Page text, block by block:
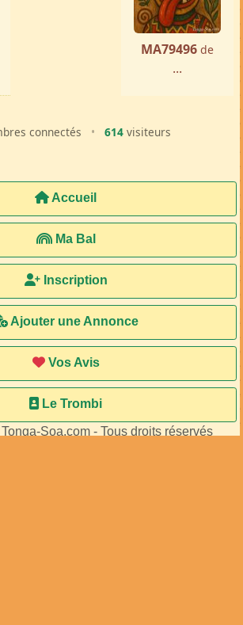
MA79496 de
...
connectés • 614 visiteurs
Accueil
Ma Bal
Inscription
Ajouter une Annonce
Vos Avis
Le Trombi
Soa.com - Tous droits réservés